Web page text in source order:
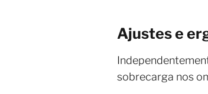
Ajustes e
sobrecarga nos